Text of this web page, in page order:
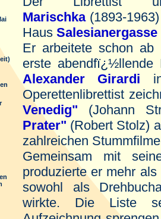
Marischka (1893-
Haus Salesianergasse
Er arbeitete schon
erste
Alexander Girardi
Operettenlibrettist
Venedig" (Johann
Prater" (Robert Stolz)
zahlreichen
Gemeinsam mit
produzierte er mehr
sowohl als
wirkte. Die Liste